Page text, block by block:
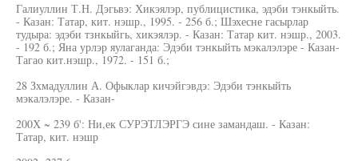
Галиуллин Т.Н. Дэгьвэ: Хикэялэр, публицистика, эдэби тэнкыйть.
- Казан: Татар, кит. нэшр., 1995. - 256 б.; Шэхесне гасырлар
тудыра: эдэби тзнкыйгь, хикэялэр. - Казан: Татар кит. нэшр., 2003.
- 192 б.; Яна урлэр яулаганда: Эдэби тэнкыйть мэкалэлэре - Казан-
Тагао кит.нэшр., 1972. - 151 б.;
28 Зхмадуллин А. Офыклар кичэйгэвдэ: Эдэби тэнкыйть
мэкалэлэре. - Казан-
200Х ~ 239 б': Ни,ек СУРЭТЛЭРГЭ сине замандаш. - Казан:
Татар, кит. нэшр